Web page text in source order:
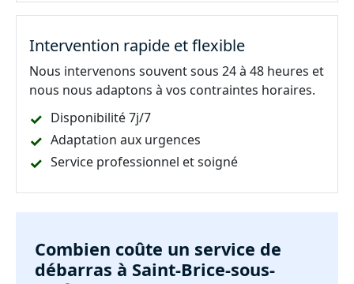
Intervention rapide et flexible
Nous intervenons souvent sous 24 à 48 heures et
nous nous adaptons à vos contraintes horaires.
Disponibilité 7j/7
Adaptation aux urgences
Service professionnel et soigné
Combien coûte un service de
débarras à Saint-Brice-sous-